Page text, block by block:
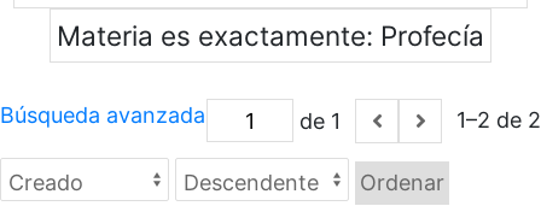
Materia es exactamente Profecía
de 1 1–2 de 2
Búsqueda avanzada
Ordenar